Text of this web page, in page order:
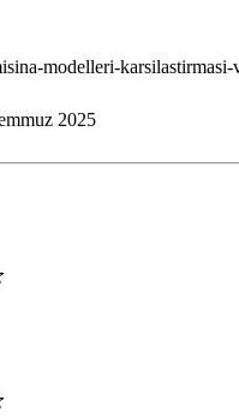
modelleri-
2025